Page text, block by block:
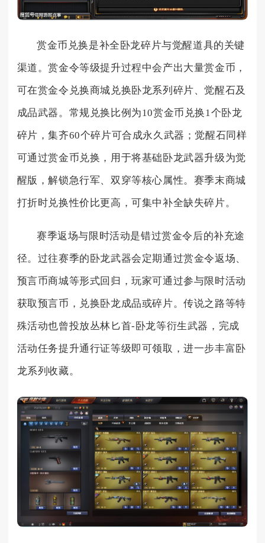
赏金币兑换是补全卧龙碎片与觉醒道具的关键
渠道。赏金令等级提升过程中会产出大量赏金币，
可在赏金令兑换商城兑换卧龙系列碎片、觉醒石及
成品武器。常规兑换比例为10赏金币兑换1个卧龙
碎片，集齐60个碎片可合成永久武器；觉醒石同样
可通过赏金币兑换，用于将基础卧龙武器升级为觉
醒版，解锁急行军、双穿等核心属性。赛季末商城
打折时兑换性价比更高，可集中补全缺失碎片。
赛季返场与限时活动是错过赏金令后的补充途
径。过往赛季的卧龙武器会定期通过赏金令返场、
预言币商城等形式回归，玩家可通过参与限时活动
获取预言币，兑换卧龙成品或碎片。传说之路等特
殊活动也曾投放丛林匕首-卧龙等衍生武器，完成
活动任务提升通行证等级即可领取，进一步丰富卧
龙系列收藏。